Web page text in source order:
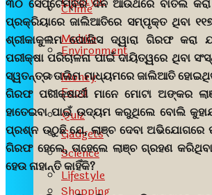
Mobile
Money
Quiz
Science
Shopping
Crime
Environment
Food
Gadgets
Lifestyle
୩୦ ସେପ୍ଟେମ୍ବର ଦିନ ଆଉଥରେ ବାତିଲ
ପ୍ରକ୍ରିୟାରେ ଜାଲିଆତିରେ ସମ୍ପୃକ୍ତ ଥିବା ୧୧୭
ଶ୍ରୀକାକୁଲମ ପୋଲିସ ଦ୍ୱାରା ଗିରଫ କରା
ପରୀକ୍ଷା ପରିଚାଳନା ପାଇଁ ଦାୟିତ୍ୱରେ ଥିବା
ସ୍ୱତନ୍ତ୍ର ତାଲିମ ମାଧ୍ୟମରେ ଜାଲିଆତି
ଗିରଫ ପରୀକ୍ଷାର୍ଥୀ ମାନେ ମୋଟା ଅଙ୍କର
ହାତେଇବା ପାଇଁ ଉଦ୍ୟମ କରୁଥିଲେ ବୋଲି
ପ୍ରଶ୍ନ ଉଠୁଛି ଯେ, ଲାଞ୍ଚ ଦେବା ଅଭିଯୋଗରେ
ଗିରଫ ହେଲେ, ତାହେଲେ ଲାଞ୍ଚ ଗ୍ରହଣ
ହେଉ ନାହାନ୍ତି କାହିଁକି?